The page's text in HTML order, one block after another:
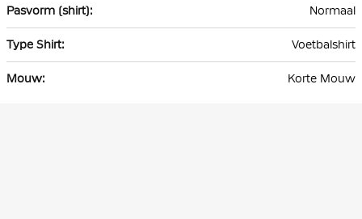
Normaal
Voetbalshirt
Korte Mouw